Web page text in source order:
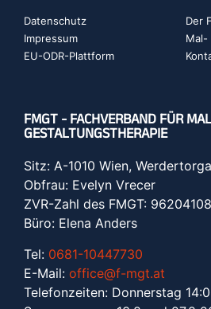
Datenschutz
Impressum
EU-ODR-Plattform
Der
Mal-
FMGT - FACHVERBAND FÜR
GESTALTUNGSTHERAPIE
Sitz: A-1010 Wien,
Obfrau: Evelyn Vrecer
ZVR-Zahl des FMGT:
Büro: Elena Anders
Tel: 0681-10447730
E-Mail: office@f-mgt.at
Telefonzeiten: Donnerstag